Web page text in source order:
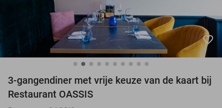
favorite_border
3-gangendiner met vrije keuze van de kaart bij
Restaurant OASSIS